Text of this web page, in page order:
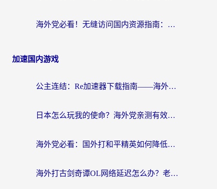
海外党必看！无缝访问国内资源指南：从vpn官网下载到加速器选择（附番茄实测）
加速国内游戏
公主连结：Re加速器下载指南——海外党不再错过国服活动的秘密武器
日本怎么玩我的使命？海外党亲测有效的国服游戏加速指南（附避坑技巧）
海外党必看：国外打和平精英如何降低延迟？附3款热门国服游戏加速方案
海外打古剑奇谭OL网络延迟怎么办？老玩家亲测有效的加速器选择指南